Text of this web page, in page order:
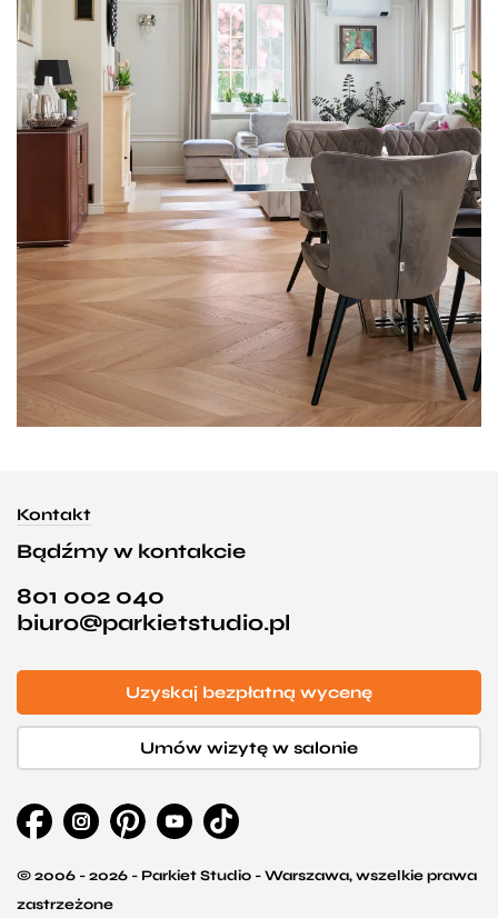
Kontakt
Bądźmy w kontakcie
801 002 040
biuro@parkietstudio.pl
Uzyskaj bezpłatną wycenę
Umów wizytę w salonie
© 2006 - 2026 - Parkiet Studio - Warszawa, wszelkie prawa
zastrzeżone